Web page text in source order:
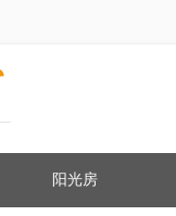
阳光房